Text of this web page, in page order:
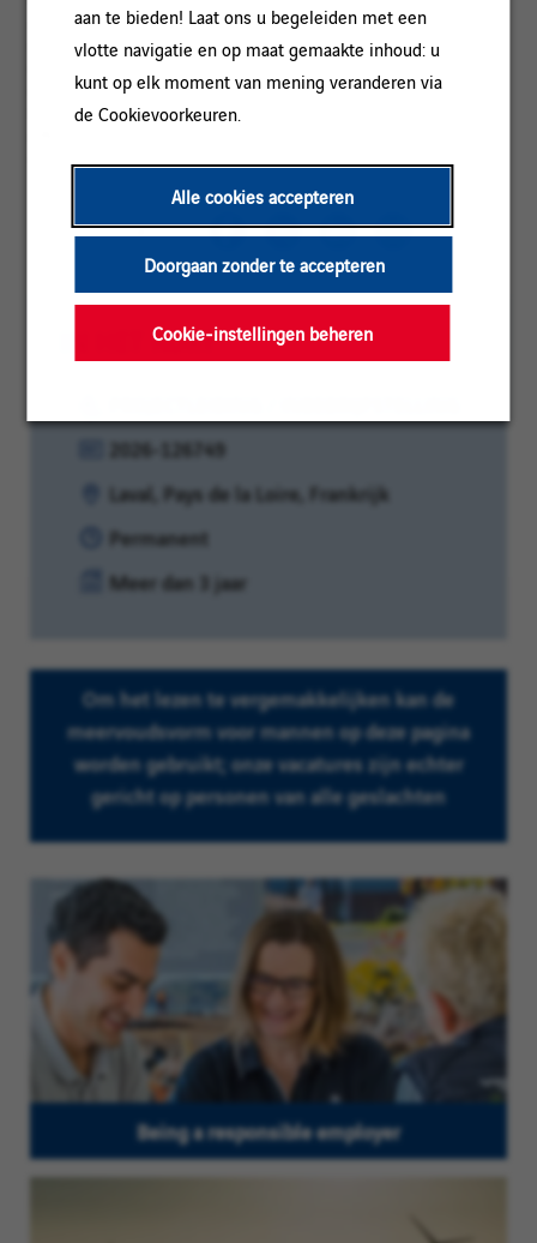
aan te bieden! Laat ons u begeleiden met een
vlotte navigatie en op maat gemaakte inhoud: u
kunt op elk moment van mening veranderen via
de Cookievoorkeuren.
Alle cookies accepteren
Doorgaan zonder te accepteren
Cookie-instellingen beheren
IN HET KORT
Referentie:
2026-126749
Klantcode:
Locatie:
Laval, Pays de la Loire, Frankrijk
Contracttype:
Permanent
Ervaringsniveau:
Meer dan 3 jaar
Om het lezen te vergemakkelijken kan de
meervoudsvorm voor mannen op deze pagina
worden gebruikt; onze vacatures zijn echter
gericht op personen van alle geslachten
Being a responsible employer
aanbieden van steeds meer innovatieve oplossingen en
diensten, van ontwerp tot implementatie, indienststelling en
onderhoud. Met hun sterke lokale roots en wendbare
organisatiestructuur geven de 2.100 business units van VINCI
Energies een boost aan de betrouwbaarheid, veiligheid en
DELEN